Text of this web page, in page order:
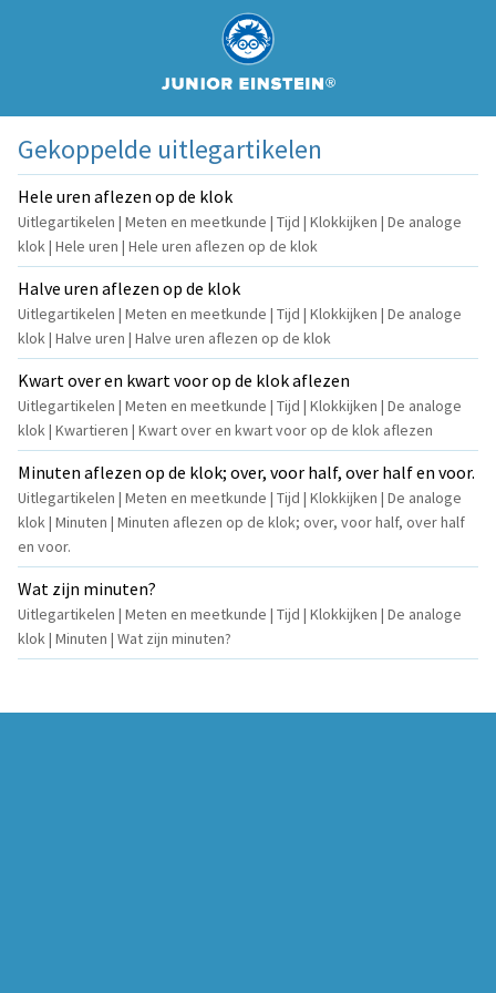
Gekoppelde uitlegartikelen
Hele uren aflezen op de klok
Uitlegartikelen | Meten en meetkunde | Tijd | Klokkijken | De analoge
klok | Hele uren | Hele uren aflezen op de klok
Halve uren aflezen op de klok
Uitlegartikelen | Meten en meetkunde | Tijd | Klokkijken | De analoge
klok | Halve uren | Halve uren aflezen op de klok
Kwart over en kwart voor op de klok aflezen
Uitlegartikelen | Meten en meetkunde | Tijd | Klokkijken | De analoge
klok | Kwartieren | Kwart over en kwart voor op de klok aflezen
Minuten aflezen op de klok; over, voor half, over half en voor.
Uitlegartikelen | Meten en meetkunde | Tijd | Klokkijken | De analoge
klok | Minuten | Minuten aflezen op de klok; over, voor half, over half
en voor.
Wat zijn minuten?
Uitlegartikelen | Meten en meetkunde | Tijd | Klokkijken | De analoge
klok | Minuten | Wat zijn minuten?